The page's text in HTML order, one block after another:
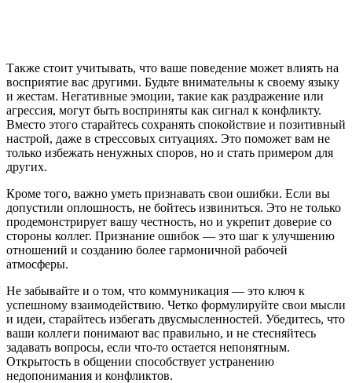
Также стоит учитывать, что ваше поведение может влиять на
восприятие вас другими. Будьте внимательны к своему языку
и жестам. Негативные эмоции, такие как раздражение или
агрессия, могут быть восприняты как сигнал к конфликту.
Вместо этого старайтесь сохранять спокойствие и позитивный
настрой, даже в стрессовых ситуациях. Это поможет вам не
только избежать ненужных споров, но и стать примером для
других.
Кроме того, важно уметь признавать свои ошибки. Если вы
допустили оплошность, не бойтесь извиниться. Это не только
продемонстрирует вашу честность, но и укрепит доверие со
стороны коллег. Признание ошибок — это шаг к улучшению
отношений и созданию более гармоничной рабочей
атмосферы.
Не забывайте и о том, что коммуникация — это ключ к
успешному взаимодействию. Четко формулируйте свои мысли
и идеи, старайтесь избегать двусмысленностей. Убедитесь, что
ваши коллеги понимают вас правильно, и не стесняйтесь
задавать вопросы, если что-то остается непонятным.
Открытость в общении способствует устранению
недопонимания и конфликтов.